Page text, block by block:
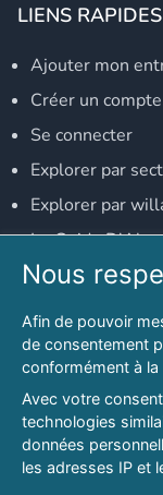
LIENS RAPIDES
Ajouter mon
Créer un compte
Se connecter
Explorer par
Explorer par
Le Guide
NOS
Notre page
Notre page
Notre page
Notre page
Nous
Afin de pouvoir
de consentement
conformément à la
Avec votre
technologies
données
les adresses IP et